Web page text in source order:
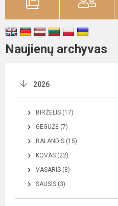
Naujienų archyvas
2026
BIRŽELIS (17)
GEGUŽĖ (7)
BALANDIS (15)
KOVAS (22)
VASARIS (8)
SAUSIS (3)